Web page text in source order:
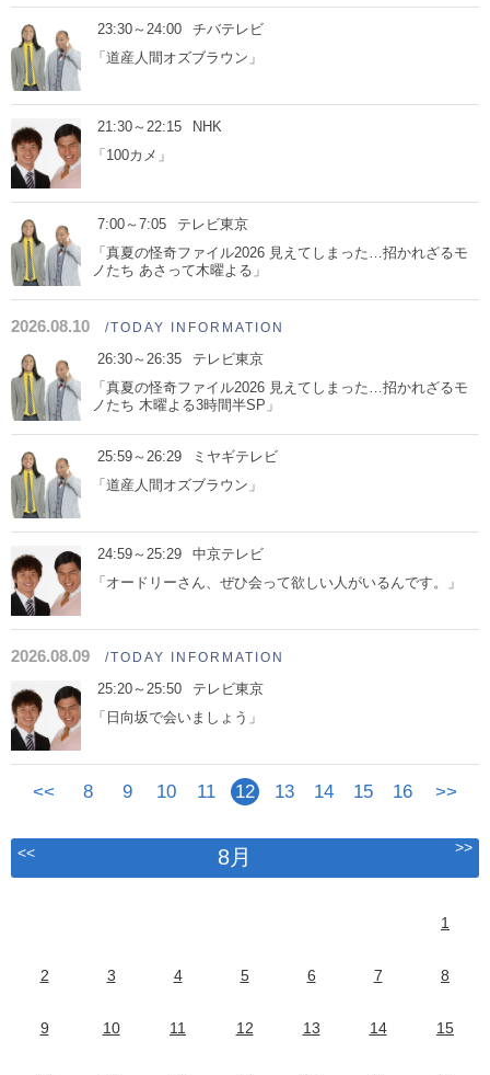
23:30～24:00
チバテレビ
「道産人間オズブラウン」
21:30～22:15
NHK
「100カメ」
7:00～7:05
テレビ東京
「真夏の怪奇ファイル2026 見えてしまった…招かれざるモ
ノたち あさって木曜よる」
2026.08.10 /TODAY INFORMATION
26:30～26:35
テレビ東京
「真夏の怪奇ファイル2026 見えてしまった…招かれざるモ
ノたち 木曜よる3時間半SP」
25:59～26:29
ミヤギテレビ
「道産人間オズブラウン」
24:59～25:29
中京テレビ
「オードリーさん、ぜひ会って欲しい人がいるんです。」
2026.08.09 /TODAY INFORMATION
25:20～25:50
テレビ東京
「日向坂で会いましょう」
<< 8 9 10 11 12 13 14 15 16 >>
<< 8月 >>
1
2 3 4 5 6 7 8
9 10 11 12 13 14 15